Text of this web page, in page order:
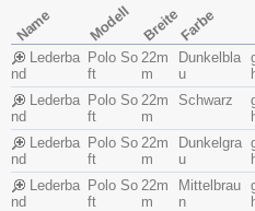
Name Modell BreiteFarbe
Lederba
nd
Polo So
ft
22m
m
Dunkelbla
u
Lederba
nd
Polo So
ft
22m
m
Schwarz
Lederba
nd
Polo So
ft
22m
m
Dunkelgra
u
Lederba
nd
Polo So
ft
22m
m
Mittelbrau
n